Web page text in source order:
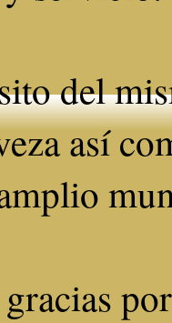
del
así
gracias